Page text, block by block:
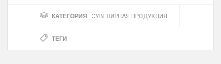
КАТЕГОРИЯ СУВЕНИРНАЯ ПРОДУКЦИЯ
ТЕГИ